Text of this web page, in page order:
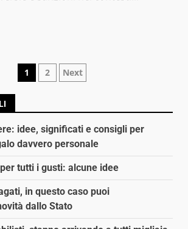
Navigazione
1 2 Next
idee, significati e consigli per
davvero personale
tutti i gusti: alcune idee
in questo caso puoi
dallo Stato